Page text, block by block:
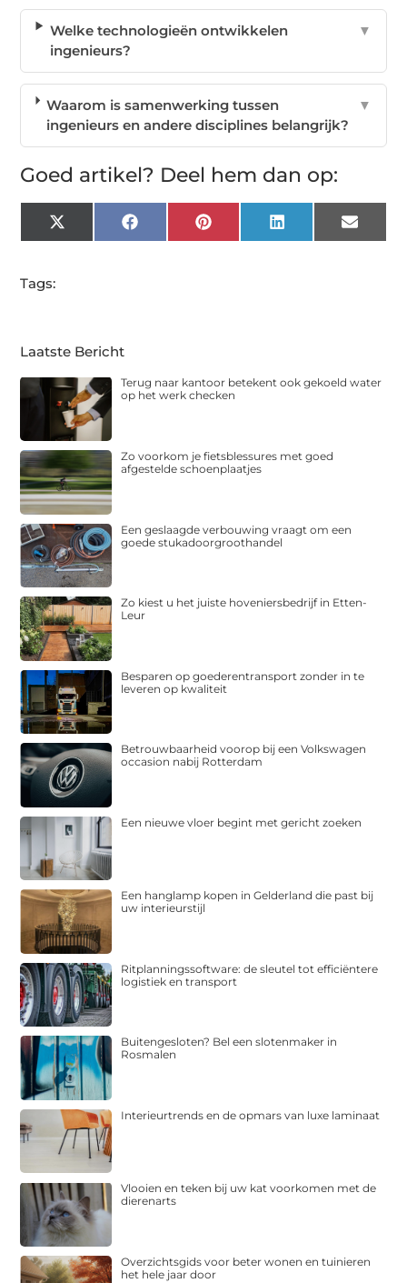
Welke technologieën ontwikkelen
ingenieurs?
▼
Waarom is samenwerking tussen
ingenieurs en andere disciplines belangrijk?
▼
Goed artikel? Deel hem dan op:
X
(Twitter)
FacebookPinterest LinkedIn Email
Tags:
Laatste Bericht
Terug naar kantoor betekent ook gekoeld water
op het werk checken
Zo voorkom je fietsblessures met goed
afgestelde schoenplaatjes
Een geslaagde verbouwing vraagt om een
goede stukadoorgroothandel
Zo kiest u het juiste hoveniersbedrijf in Etten-
Leur
Besparen op goederentransport zonder in te
leveren op kwaliteit
Betrouwbaarheid voorop bij een Volkswagen
occasion nabij Rotterdam
Een nieuwe vloer begint met gericht zoeken
Een hanglamp kopen in Gelderland die past bij
uw interieurstijl
Ritplanningssoftware: de sleutel tot efficiëntere
logistiek en transport
Buitengesloten? Bel een slotenmaker in
Rosmalen
Interieurtrends en de opmars van luxe laminaat
Vlooien en teken bij uw kat voorkomen met de
dierenarts
Overzichtsgids voor beter wonen en tuinieren
het hele jaar door